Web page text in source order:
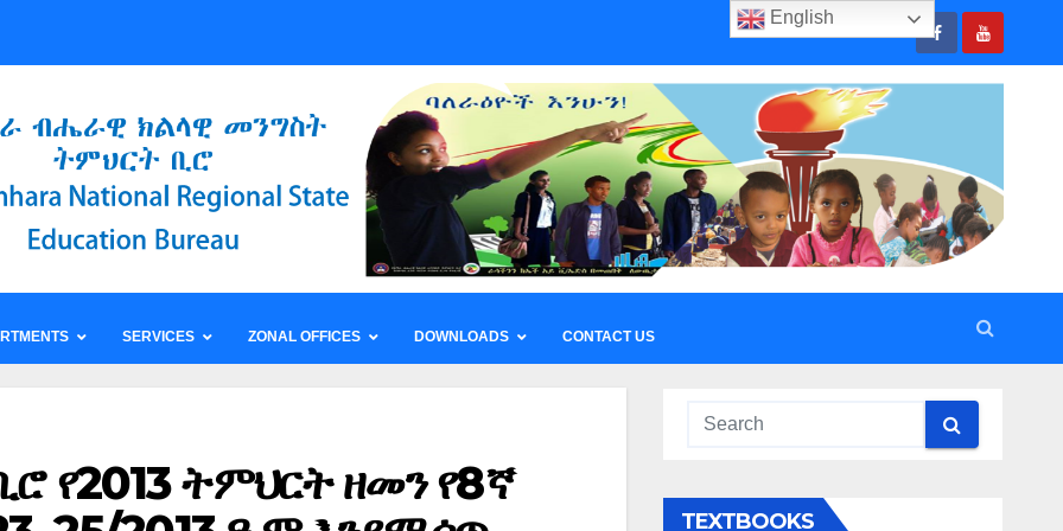
SERVICES ZONAL OFFICES DOWNLOADS CONTACT US
የ2013 ትምህርት ዘመን የ8ኛ
TEXTBOOKS
English